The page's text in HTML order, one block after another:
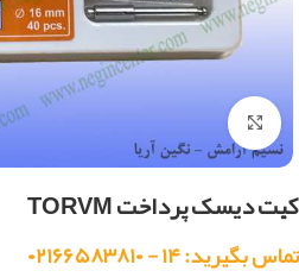
بزرگنمایی تصویر
کیت دیسک پرداخت TORVM
تماس بگیرید: ۱۴ - ۰۲۱۶۶۵۸۳۸۱۰